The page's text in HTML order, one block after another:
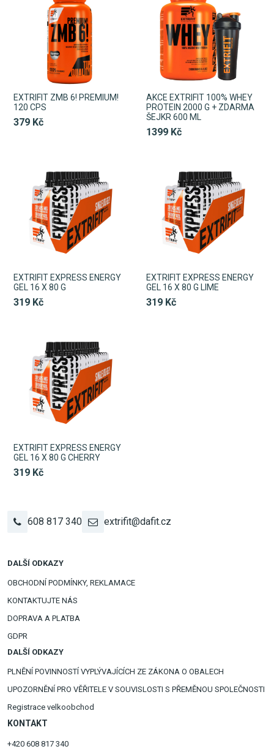
EXTRIFIT ZMB 6! PREMIUM!
120 CPS
379 Kč
AKCE EXTRIFIT 100% WHEY
PROTEIN 2000 G + ZDARMA
ŠEJKR 600 ML
1399 Kč
EXTRIFIT EXPRESS ENERGY
GEL 16 X 80 G
319 Kč
EXTRIFIT EXPRESS ENERGY
GEL 16 X 80 G LIME
319 Kč
EXTRIFIT EXPRESS ENERGY
GEL 16 X 80 G CHERRY
319 Kč
608 817 340 extrifit@dafit.cz
DALŠÍ ODKAZY
OBCHODNÍ PODMÍNKY, REKLAMACE
KONTAKTUJTE NÁS
DOPRAVA A PLATBA
GDPR
DALŠÍ ODKAZY
PLNĚNÍ POVINNOSTÍ VYPLÝVAJÍCÍCH ZE ZÁKONA O OBALECH
UPOZORNĚNÍ PRO VĚŘITELE V SOUVISLOSTI S PŘEMĚNOU SPOLEČNOSTI
Registrace velkoobchod
KONTAKT
+420 608 817 340